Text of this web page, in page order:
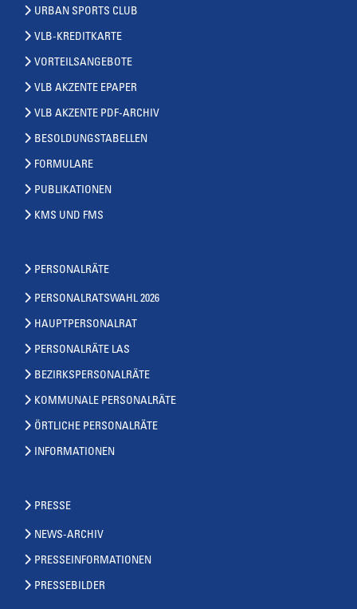
URBAN SPORTS CLUB
VLB-KREDITKARTE
VORTEILSANGEBOTE
VLB AKZENTE EPAPER
VLB AKZENTE PDF-ARCHIV
BESOLDUNGSTABELLEN
FORMULARE
PUBLIKATIONEN
KMS UND FMS
PERSONALRÄTE
PERSONALRATSWAHL 2026
HAUPTPERSONALRAT
PERSONALRÄTE LAS
BEZIRKSPERSONALRÄTE
KOMMUNALE PERSONALRÄTE
ÖRTLICHE PERSONALRÄTE
INFORMATIONEN
PRESSE
NEWS-ARCHIV
PRESSEINFORMATIONEN
PRESSEBILDER